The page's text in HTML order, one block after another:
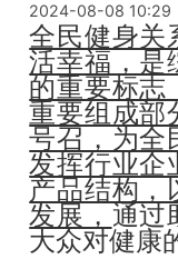
2024-08-08 10:29
全民健身关
活幸福，是
的重要标志
重要组成部
号召，为全
发挥行业企
产品结构，
发展， 通过
大众对健康